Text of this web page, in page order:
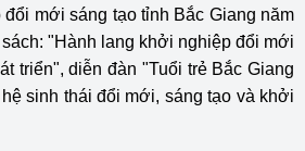
mới sáng tạo tỉnh Bắc Giang năm
"Hành lang khởi nghiệp đổi mới
triển", diễn đàn "Tuổi trẻ Bắc Giang
sinh thái đổi mới, sáng tạo và khởi